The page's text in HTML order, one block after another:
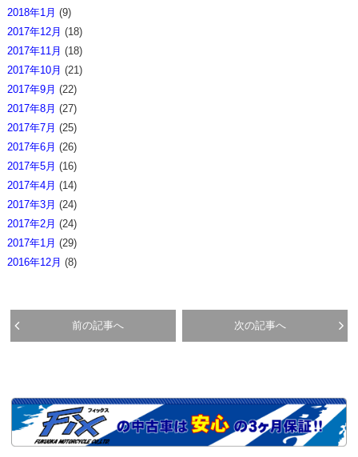
2018年1月 (9)
2017年12月 (18)
2017年11月 (18)
2017年10月 (21)
2017年9月 (22)
2017年8月 (27)
2017年7月 (25)
2017年6月 (26)
2017年5月 (16)
2017年4月 (14)
2017年3月 (24)
2017年2月 (24)
2017年1月 (29)
2016年12月 (8)
前の記事へ 次の記事へ